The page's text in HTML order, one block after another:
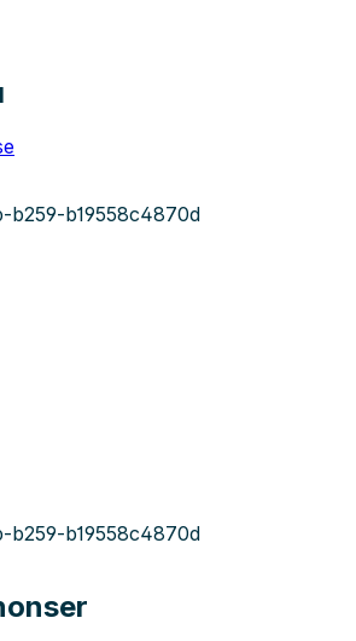
b259-b19558c4870d
b259-b19558c4870d